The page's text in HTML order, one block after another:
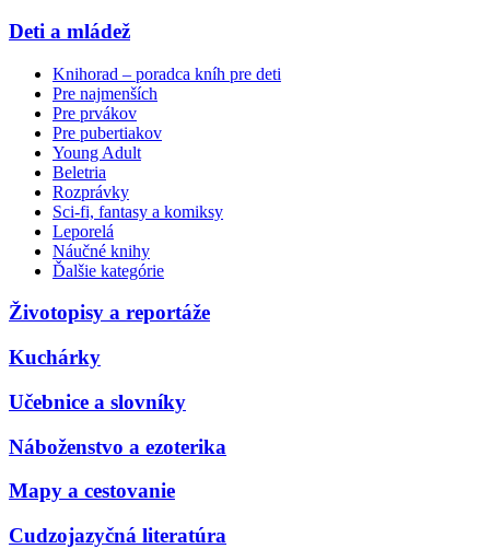
Deti a mládež
Knihorad – poradca kníh pre deti
Pre najmenších
Pre prvákov
Pre pubertiakov
Young Adult
Beletria
Rozprávky
Sci-fi, fantasy a komiksy
Leporelá
Náučné knihy
Ďalšie kategórie
Životopisy a reportáže
Kuchárky
Učebnice a slovníky
Náboženstvo a ezoterika
Mapy a cestovanie
Cudzojazyčná literatúra